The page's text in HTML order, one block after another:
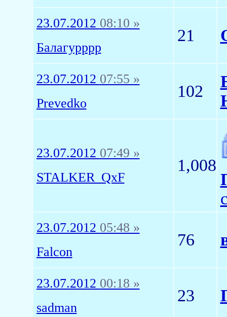
23.07.2012 08:10 »
Балагурррр
21
23.07.2012 07:55 »
Prevedko
102
23.07.2012 07:49 »
STALKER_QxF
1,008
23.07.2012 05:48 »
Falcon
76
23.07.2012 00:18 »
sadman
23